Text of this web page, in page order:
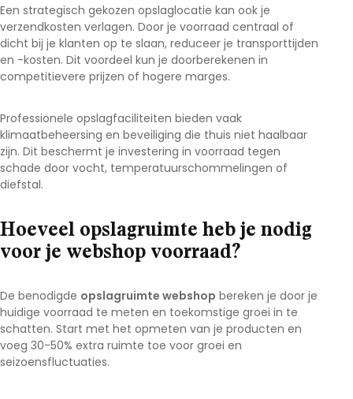
Een strategisch gekozen opslaglocatie kan ook je
verzendkosten verlagen. Door je voorraad centraal of
dicht bij je klanten op te slaan, reduceer je transporttijden
en -kosten. Dit voordeel kun je doorberekenen in
competitievere prijzen of hogere marges.
Professionele opslagfaciliteiten bieden vaak
klimaatbeheersing en beveiliging die thuis niet haalbaar
zijn. Dit beschermt je investering in voorraad tegen
schade door vocht, temperatuurschommelingen of
diefstal.
Hoeveel opslagruimte heb je nodig
voor je webshop voorraad?
De benodigde opslagruimte webshop bereken je door je
huidige voorraad te meten en toekomstige groei in te
schatten. Start met het opmeten van je producten en
voeg 30-50% extra ruimte toe voor groei en
seizoensfluctuaties.